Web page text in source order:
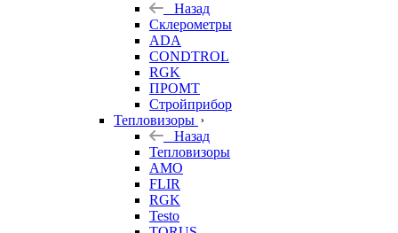
Назад
Склерометры
ADA
CONDTROL
RGK
ПРОМТ
Стройприбор
Тепловизоры
Назад
Тепловизоры
AMO
FLIR
RGK
Testo